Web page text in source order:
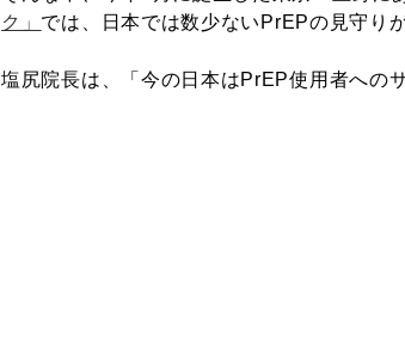
ク」 では、日本では数少ないPrEPの見守り
塩尻院長は、「今の日本はPrEP使用者への